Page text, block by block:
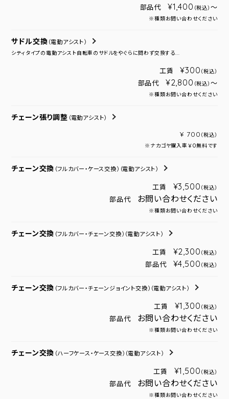
部品代 ¥1,400 （税込） ～
※種類お問い合わせください
サドル交換 （電動アシスト）
シティタイプの電動アシスト自転車のサドルをやぐらに問わず交換する...
工賃 ¥300 （税込）
部品代 ¥2,800 （税込） ～
※種類お問い合わせください
チェーン張り調整 （電動アシスト）
¥ 700 （税込）
※ナカゴヤ購入車￥０無料です
チェーン交換 （フルカバー・ケース交換） （電動アシスト）
工賃 ¥3,500 （税込）
部品代 お問い合わせください
※種類お問い合わせください
チェーン交換 （フルカバー・チェーン交換） （電動アシスト）
工賃 ¥2,300 （税込）
部品代 ¥4,500 （税込）
チェーン交換 （フルカバー・チェーンジョイント交換） （電動アシスト）
工賃 ¥1,300 （税込）
部品代 お問い合わせください
※種類お問い合わせください
チェーン交換 （ハーフケース・ケース交換） （電動アシスト）
工賃 ¥1,500 （税込）
部品代 お問い合わせください
※種類お問い合わせください